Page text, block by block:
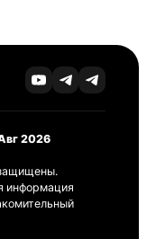
2026
информация